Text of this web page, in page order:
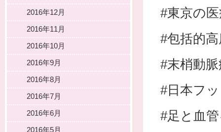
#東京の
#包括的
#末梢動
#日本フ
#足と血
2016年12月
2016年11月
2016年10月
2016年9月
2016年8月
2016年7月
2016年6月
2016年5月